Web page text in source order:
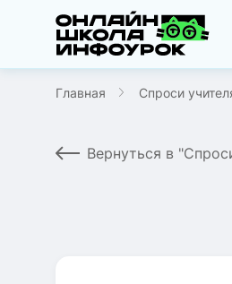
Главная Спроси
Вернуться в